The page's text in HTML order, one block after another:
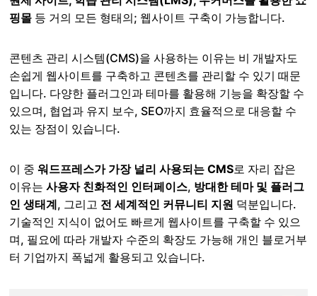
핑몰 등 거의 모든 형태의; 웹사이트 구축이 가능합니다.
콘텐츠 관리 시스템(CMS)을 사용하는 이유는 비 개발자도
손쉽게 웹사이트를 구축하고 콘텐츠를 관리할 수 있기 때문
입니다. 다양한 플러그인과 테마를 활용해 기능을 확장할 수
있으며, 협업과 유지 보수, SEO까지 효율적으로 대응할 수
있는 장점이 있습니다.
이 중워드프레스가 가장 널리 사용되는 CMS로 자리 잡은
이유는사용자 친화적인 인터페이스, 방대한 테마 및 플러그
인 생태계, 그리고 전 세계적인 커뮤니티 지원 덕분입니다.
기술적인 지식이 없어도 빠르게 웹사이트를 구축할 수 있으
며, 필요에 따라 개발자 수준의 확장도 가능해 개인 블로거부
터 기업까지 폭넓게 활용되고 있습니다.